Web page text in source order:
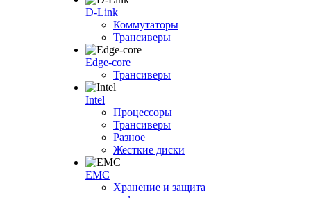
D-Link
Коммутаторы
Трансиверы
Edge-core
Трансиверы
Intel
Процессоры
Трансиверы
Разное
Жесткие диски
EMC
Хранение и защита